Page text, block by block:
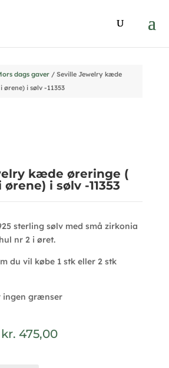
dags gaver/ Seville Jewelry kæde
i sølv -11353
kæde øreringe (
i sølv -11353
sterling sølv med små zirkonia
nr 2 i øret.
du vil købe 1 stk eller 2 stk
ingen grænser
kr. 475,00Prisinterval: